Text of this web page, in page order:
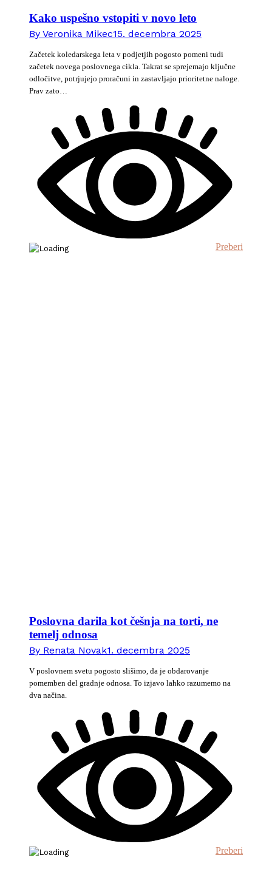
Kako uspešno vstopiti v novo leto
By Veronika Mikec15. decembra 2025
Začetek koledarskega leta v podjetjih pogosto pomeni tudi
začetek novega poslovnega cikla. Takrat se sprejemajo ključne
odločitve, potrjujejo proračuni in zastavljajo prioritetne naloge.
Prav zato…
Preberi
Poslovna darila kot češnja na torti, ne
temelj odnosa
By Renata Novak1. decembra 2025
V poslovnem svetu pogosto slišimo, da je obdarovanje
pomemben del gradnje odnosa. To izjavo lahko razumemo na
dva načina.
Preberi